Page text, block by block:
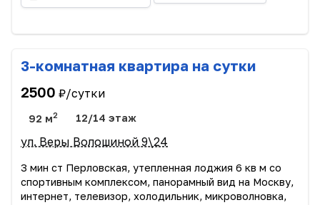
3-комнатная квартира на сутки
2500 ₽/сутки
92 м2 12/14 этаж
ул. Веры Волошиной 9\24
3 мин ст Перловская, утепленная лоджия 6 кв м со
спортивным комплексом, панорамный вид на Москву,
интернет, телевизор, холодильник, микроволновка,